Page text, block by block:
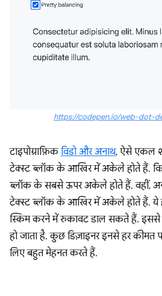
https://codepen.io/web-dot-
टाइपोग्राफ़िकविडो और अनाथ, ऐसे एकल
टेक्स्ट ब्लॉक के आखिर में अकेले होते हैं.
ब्लॉक के सबसे ऊपर अकेले होते हैं. वहीं,
टेक्स्ट ब्लॉक के आखिर में अकेले होते हैं. ये
स्किम करने में रुकावट डाल सकते हैं. इससे
हो जाता है. कुछ डिज़ाइनर इनसे हर
लिए बहुत मेहनत करते हैं.